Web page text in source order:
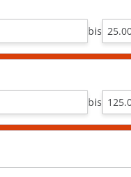
bis
bis